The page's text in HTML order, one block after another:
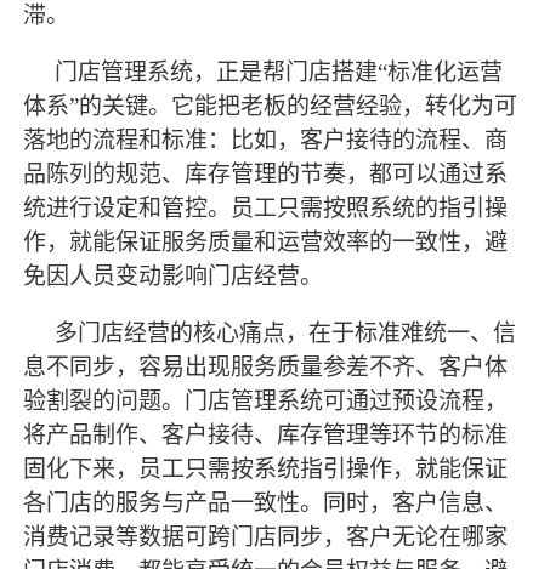
滞。
门店管理系统，正是帮门店搭建“标准化运营
体系”的关键。它能把老板的经营经验，转化为可
落地的流程和标准：比如，客户接待的流程、商
品陈列的规范、库存管理的节奏，都可以通过系
统进行设定和管控。员工只需按照系统的指引操
作，就能保证服务质量和运营效率的一致性，避
免因人员变动影响门店经营。
多门店经营的核心痛点，在于标准难统一、信
息不同步，容易出现服务质量参差不齐、客户体
验割裂的问题。门店管理系统可通过预设流程，
将产品制作、客户接待、库存管理等环节的标准
固化下来，员工只需按系统指引操作，就能保证
各门店的服务与产品一致性。同时，客户信息、
消费记录等数据可跨门店同步，客户无论在哪家